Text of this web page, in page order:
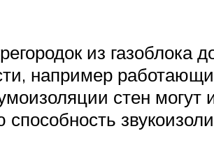
из
например
стен могут